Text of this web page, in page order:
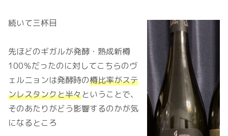
続いて三杯目
先ほどのギガルが発酵・熟成新樽
100％だったのに対してこちらのヴ
ェルニョンは発酵時の樽比率がステ
ンレスタンクと半々ということで、
そのあたりがどう影響するのかが気
になるところ